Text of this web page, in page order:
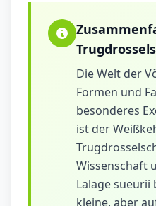
Die Welt der
Formen und
besonderes
ist der
Wissenschaft
Lalage sueurii
kleine, aber